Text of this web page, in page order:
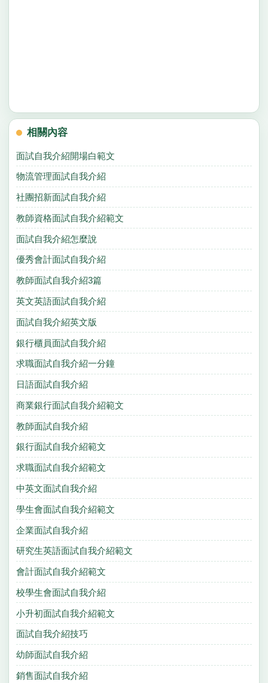
相關內容
面試自我介紹開場白範文
物流管理面試自我介紹
社團招新面試自我介紹
教師資格面試自我介紹範文
面試自我介紹怎麼說
優秀會計面試自我介紹
教師面試自我介紹3篇
英文英語面試自我介紹
面試自我介紹英文版
銀行櫃員面試自我介紹
求職面試自我介紹一分鐘
日語面試自我介紹
商業銀行面試自我介紹範文
教師面試自我介紹
銀行面試自我介紹範文
求職面試自我介紹範文
中英文面試自我介紹
學生會面試自我介紹範文
企業面試自我介紹
研究生英語面試自我介紹範文
會計面試自我介紹範文
校學生會面試自我介紹
小升初面試自我介紹範文
面試自我介紹技巧
幼師面試自我介紹
銷售面試自我介紹